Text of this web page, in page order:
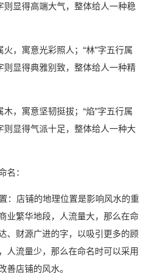
则显得高端大气，整体给人一种稳
火，寓意光彩照人；“林”字五行属
则显得典雅别致，整体给人一种精
木，寓意坚韧挺拔；“焰”字五行属
则显得气派十足，整体给人一种大
名：
：店铺的地理位置是影响风水的重
业繁华地段，人流量大，那么在命
、财源广进的字，以吸引更多的顾
人流量少，那么在命名时可以采用
善店铺的风水。